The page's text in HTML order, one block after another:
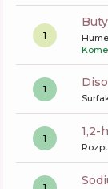
1
1
1